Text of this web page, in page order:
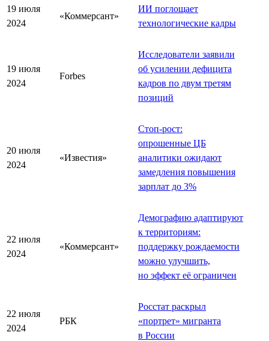
19 июля
2024
«Коммерсант»
ИИ поглощает
технологические кадры
19 июля
2024
Forbes
Исследователи заявили
об усилении дефицита
кадров по двум третям
позиций
20 июля
2024
«Известия»
Стоп-рост:
опрошенные ЦБ
аналитики ожидают
замедления повышения
зарплат до 3%
22 июля
2024
«Коммерсант»
Демографию адаптируют
к территориям:
поддержку рождаемости
можно улучшить,
но эффект её ограничен
22 июля
2024
РБК
Росстат раскрыл
«портрет» мигранта
в России